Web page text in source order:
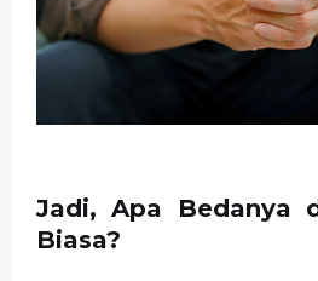
Jadi, Apa Bedanya
Biasa?